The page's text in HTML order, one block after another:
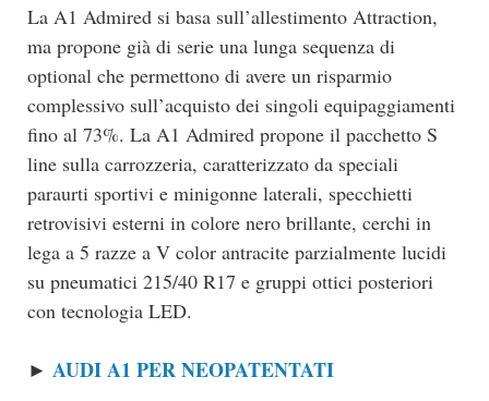
La A1 Admired si basa sull’allestimento Attraction,
ma propone già di serie una lunga sequenza di
optional che permettono di avere un risparmio
complessivo sull’acquisto dei singoli equipaggiamenti
fino al 73%. La A1 Admired propone il pacchetto S
line sulla carrozzeria, caratterizzato da speciali
paraurti sportivi e minigonne laterali, specchietti
retrovisivi esterni in colore nero brillante, cerchi in
lega a 5 razze a V color antracite parzialmente lucidi
su pneumatici 215/40 R17 e gruppi ottici posteriori
con tecnologia LED.
► AUDI A1 PER NEOPATENTATI